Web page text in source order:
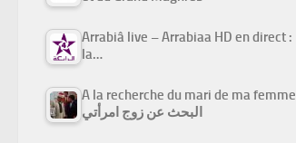
Arrabiâ live – Arrabiaa HD en direct :
la…
A la recherche du mari de ma femme
البحث عن زوج امرأتي